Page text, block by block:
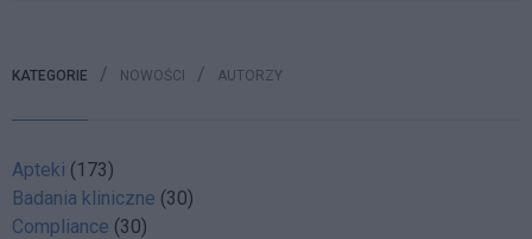
KATEGORIE NOWOŚCI AUTORZY
Apteki (173)
Badania kliniczne (30)
Compliance (30)